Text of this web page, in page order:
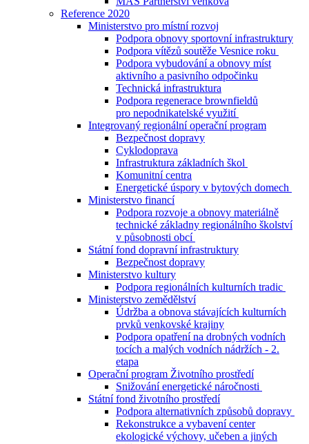
Reference 2020
Ministerstvo pro místní rozvoj
Podpora obnovy sportovní infrastruktury
Podpora vítězů soutěže Vesnice roku
Podpora vybudování a obnovy míst
aktivního a pasivního odpočinku
Technická infrastruktura
Podpora regenerace brownfieldů
pro nepodnikatelské využití
Integrovaný regionální operační program
Bezpečnost dopravy
Cyklodoprava
Infrastruktura základních škol
Komunitní centra
Energetické úspory v bytových domech
Ministerstvo financí
Podpora rozvoje a obnovy materiálně
technické základny regionálního školství
v působnosti obcí
Státní fond dopravní infrastruktury
Bezpečnost dopravy
Ministerstvo kultury
Podpora regionálních kulturních tradic
Ministerstvo zemědělství
Údržba a obnova stávajících kulturních
prvků venkovské krajiny
Podpora opatření na drobných vodních
tocích a malých vodních nádržích - 2.
etapa
Operační program Životního prostředí
Snižování energetické náročnosti
Státní fond životního prostředí
Podpora alternativních způsobů dopravy
Rekonstrukce a vybavení center
ekologické výchovy, učeben a jiných